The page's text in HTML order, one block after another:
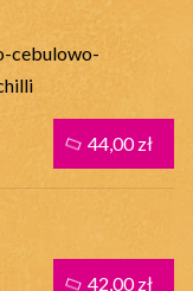
cebulowo-